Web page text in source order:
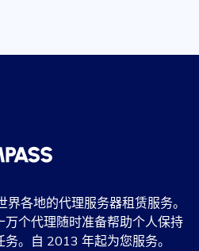
高的代理服务。我希望该
。我有两个使用
各地的代理服务器租赁服务。
个代理随时准备帮助个人保持
。自 2013 年起为您服务。